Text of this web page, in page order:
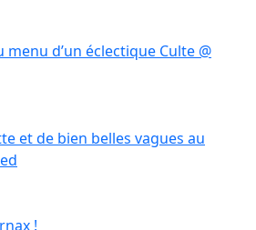
d’un éclectique Culte @
et de bien belles vagues au
!